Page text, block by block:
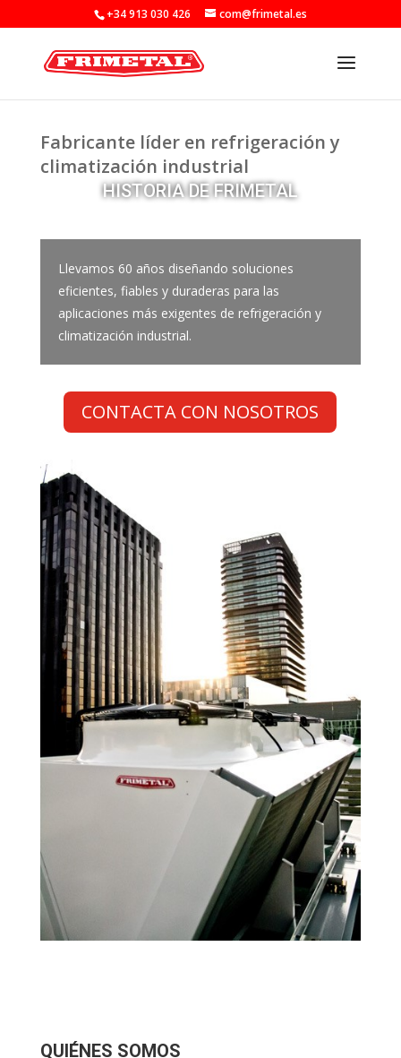
+34 913 030 426 com@frimetal.es
Fabricante líder en refrigeración y
climatización industrial
HISTORIA DE FRIMETAL
Llevamos 60 años diseñando soluciones
eficientes, fiables y duraderas para las
aplicaciones más exigentes de refrigeración y
climatización industrial.
CONTACTA CON NOSOTROS
QUIÉNES SOMOS